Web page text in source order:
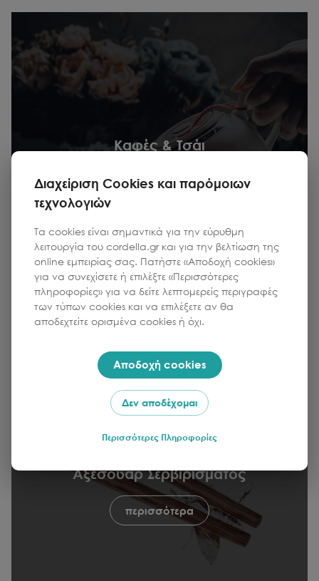
Καφές & Τσάι
περισσότερα
Αξεσουάρ Σερβιρίσματος
περισσότερα
Διαχείριση Cookies και παρόμοιων
τεχνολογιών
Τα cookies είναι σημαντικά για την εύρυθμη
λειτουργία του cordella.gr και για την βελτίωση της
online εμπειρίας σας. Πατήστε «Αποδοχή cookies»
για να συνεχίσετε ή επιλέξτε «Περισσότερες
πληροφορίες» για να δείτε λεπτομερείς περιγραφές
των τύπων cookies και να επιλέξετε αν θα
αποδεχτείτε ορισμένα cookies ή όχι.
Αποδοχή cookies
Δεν αποδέχομαι
Περισσότερες Πληροφορίες